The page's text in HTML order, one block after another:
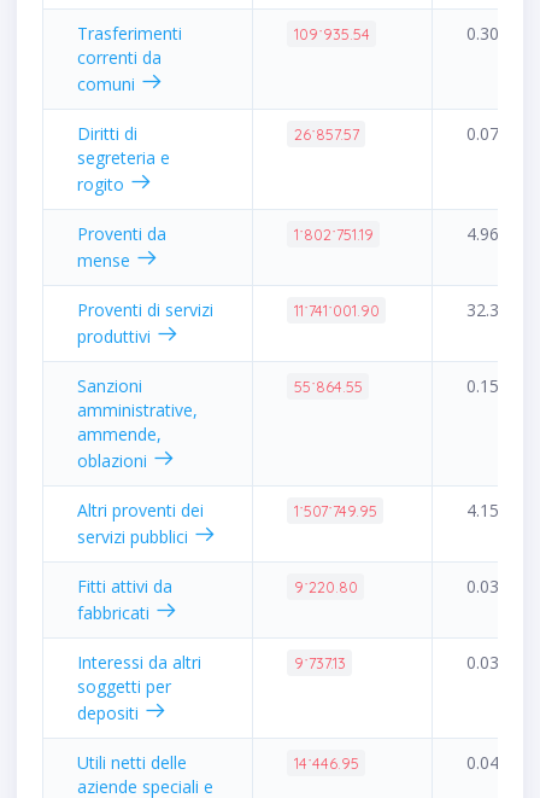
Trasferimenti
correnti da
comuni
109˙935.54 0.30%
Diritti di
segreteria e
rogito
26˙857.57 0.07%
Proventi da
mense
1˙802˙751.19 4.96%
Proventi di servizi
produttivi
11˙741˙001.90 32.33%
Sanzioni
amministrative,
ammende,
oblazioni
55˙864.55 0.15%
Altri proventi dei
servizi pubblici
1˙507˙749.95 4.15%
Fitti attivi da
fabbricati
9˙220.80 0.03%
Interessi da altri
soggetti per
depositi
9˙737.13 0.03%
Utili netti delle
aziende speciali e
14˙446.95 0.04%